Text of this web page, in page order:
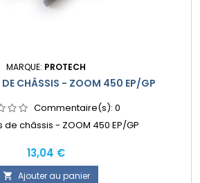
MARQUE: PROTECH
DE CHÂSSIS - ZOOM 450 EP/GP
Commentaire(s): 0
de châssis - ZOOM 450 EP/GP
Prix
13,04 €
 Ajouter au panier